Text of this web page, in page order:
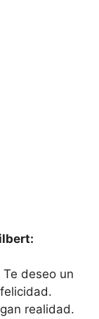
Te deseo un
realidad.